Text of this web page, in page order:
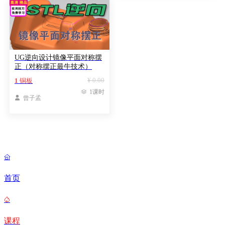
UG逆向设计镜像平面对称摆
正（对称摆正最牛技术）
¥ 0.00
1 铜板
 曾子孟
 1课时

首页

课程